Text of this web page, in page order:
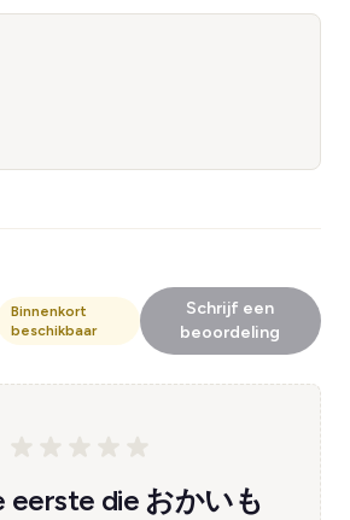
Binnenkort
beschikbaar
Schrijf een
beoordeling
eerste die おかいも